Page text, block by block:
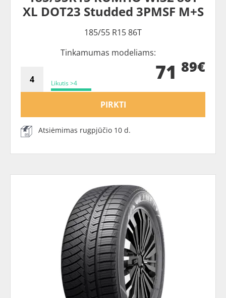
XL DOT23 Studded 3PMSF M+S
185/55 R15 86T
Tinkamumas modeliams:
Likutis >4 71 89€
PIRKTI
Atsiėmimas rugpjūčio 10 d.